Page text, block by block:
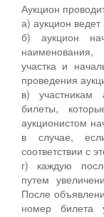
Аукцион
а) аукцион ведет
б) аукцион
наименования,
участка и
проведения
в) участникам
билеты,
аукционистом
в случае,
соответствии с
г) каждую
путем
После
номер билета